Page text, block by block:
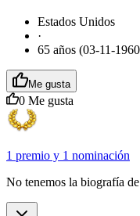
Estados Unidos
·
65 años (03-11-
Me gusta
0 Me gusta
1 premio y 1 nominación
No tenemos la biografía